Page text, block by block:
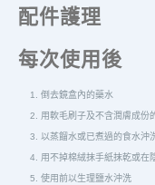
配件護理
每次使用後
倒去鏡盒內的藥水
用軟毛刷子及不含潤膚成份
以蒸餾水或已煮過的食水沖
用不掉棉絨抹手紙抹乾或在
使用前以生理鹽水沖洗